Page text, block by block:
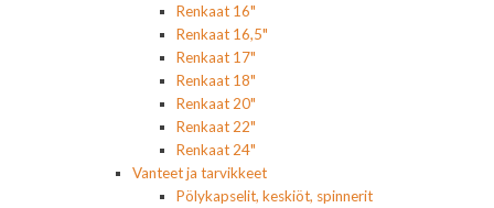
Renkaat 16"
Renkaat 16,5"
Renkaat 17"
Renkaat 18"
Renkaat 20"
Renkaat 22"
Renkaat 24"
Vanteet ja tarvikkeet
Pölykapselit, keskiöt, spinnerit